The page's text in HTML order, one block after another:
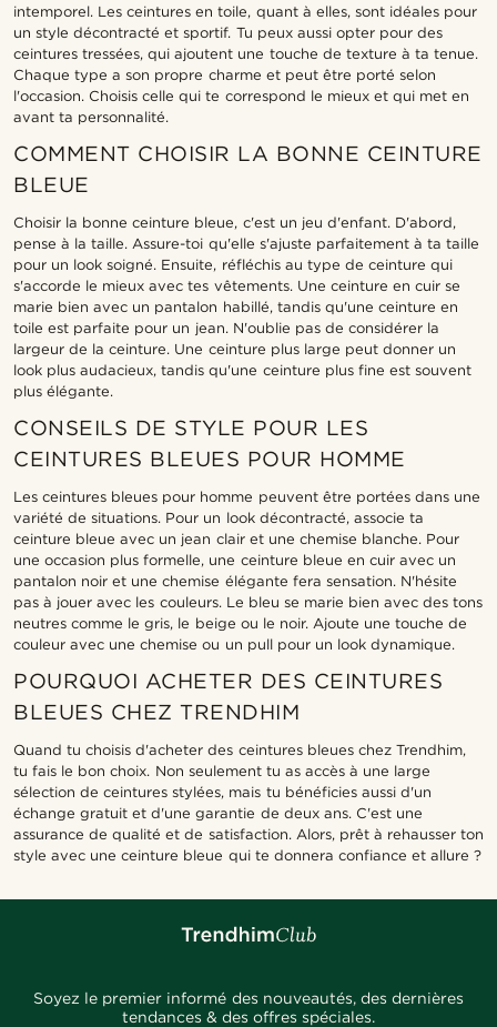
intemporel. Les ceintures en toile, quant à elles, sont idéales pour
un style décontracté et sportif. Tu peux aussi opter pour des
ceintures tressées, qui ajoutent une touche de texture à ta tenue.
Chaque type a son propre charme et peut être porté selon
l'occasion. Choisis celle qui te correspond le mieux et qui met en
avant ta personnalité.
COMMENT CHOISIR LA BONNE CEINTURE
BLEUE
Choisir la bonne ceinture bleue, c'est un jeu d'enfant. D'abord,
pense à la taille. Assure-toi qu'elle s'ajuste parfaitement à ta taille
pour un look soigné. Ensuite, réfléchis au type de ceinture qui
s'accorde le mieux avec tes vêtements. Une ceinture en cuir se
marie bien avec un pantalon habillé, tandis qu'une ceinture en
toile est parfaite pour un jean. N'oublie pas de considérer la
largeur de la ceinture. Une ceinture plus large peut donner un
look plus audacieux, tandis qu'une ceinture plus fine est souvent
plus élégante.
CONSEILS DE STYLE POUR LES
CEINTURES BLEUES POUR HOMME
Les ceintures bleues pour homme peuvent être portées dans une
variété de situations. Pour un look décontracté, associe ta
ceinture bleue avec un jean clair et une chemise blanche. Pour
une occasion plus formelle, une ceinture bleue en cuir avec un
pantalon noir et une chemise élégante fera sensation. N'hésite
pas à jouer avec les couleurs. Le bleu se marie bien avec des tons
neutres comme le gris, le beige ou le noir. Ajoute une touche de
couleur avec une chemise ou un pull pour un look dynamique.
POURQUOI ACHETER DES CEINTURES
BLEUES CHEZ TRENDHIM
Quand tu choisis d'acheter des ceintures bleues chez Trendhim,
tu fais le bon choix. Non seulement tu as accès à une large
sélection de ceintures stylées, mais tu bénéficies aussi d'un
échange gratuit et d'une garantie de deux ans. C'est une
assurance de qualité et de satisfaction. Alors, prêt à rehausser ton
style avec une ceinture bleue qui te donnera confiance et allure ?
Soyez le premier informé des nouveautés, des dernières
tendances & des offres spéciales.